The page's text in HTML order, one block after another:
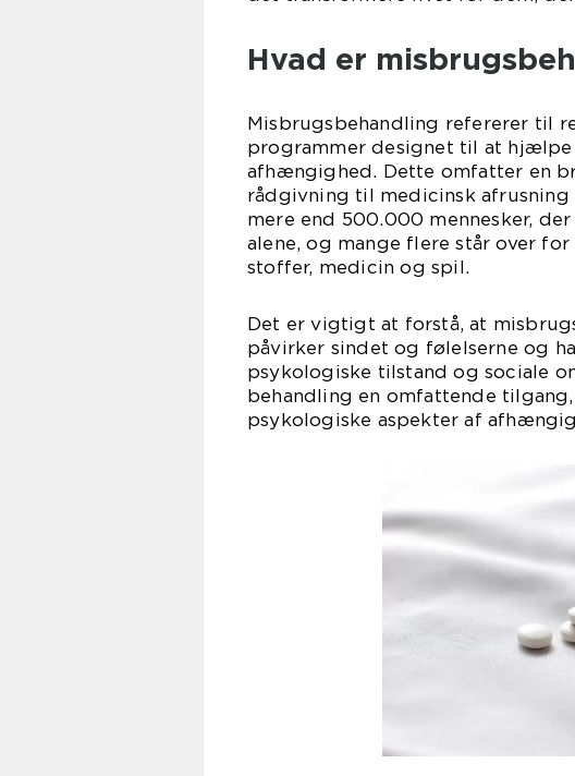
Hvad er
Misbrugsbehandling refererer til
programmer designet til at hjælpe
afhængighed. Dette omfatter en
rådgivning til medicinsk
mere end 500.000 mennesker,
alene, og mange flere står over
stoffer, medicin og spil.
Det er vigtigt at forstå, at
påvirker sindet og følelserne og
psykologiske tilstand og sociale
behandling en omfattende
psykologiske aspekter af